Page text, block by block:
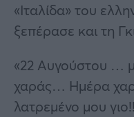
«Ιταλίδα» του
ξεπέρασε και τη
«22 Αυγούστου …
χαράς… Ημέρα
λατρεμένο μου